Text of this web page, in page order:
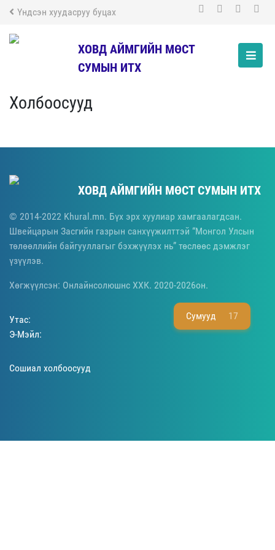
Үндсэн хуудасруу буцах
ХОВД АЙМГИЙН МӨСТ
СУМЫН ИТХ
Сумууд 17
Холбоосууд
ХОВД АЙМГИЙН МӨСТ СУМЫН ИТХ
© 2014-2022 Khural.mn. Бүх эрх хуулиар хамгаалагдсан.
Швейцарын Засгийн газрын санхүүжилттэй “Монгол Улсын
төлөөллийн байгууллагыг бэхжүүлэх нь” төслөөс дэмжлэг
үзүүлэв.
Хөгжүүлсэн: Онлайнсолюшнс ХХК. 2020-2026он.
Утас:
Э-Мэйл:
Сошиал холбоосууд